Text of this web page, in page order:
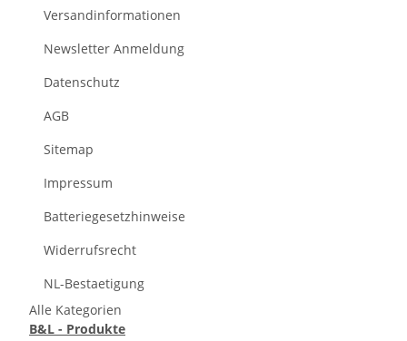
Versandinformationen
Newsletter Anmeldung
Datenschutz
AGB
Sitemap
Impressum
Batteriegesetzhinweise
Widerrufsrecht
NL-Bestaetigung
Alle Kategorien
B&L - Produkte